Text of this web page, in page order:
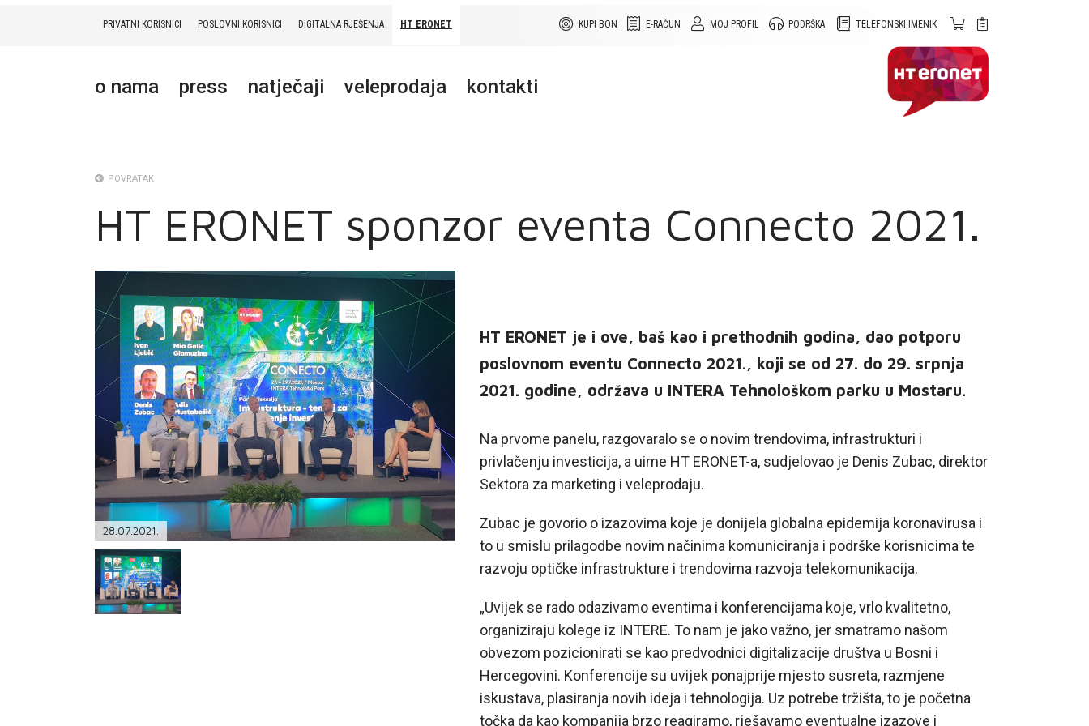
TELEFONSKI IMENIK
PODRŠKA
MOJ PROFIL
E-RAČUN
KUPI BON
PRIVATNI KORISNICI POSLOVNI KORISNICI DIGITALNA RJEŠENJA HT ERONET
o nama press natječaji veleprodaja kontakti
TELEFONSKI IMENIK
POVRATAK
HT ERONET sponzor eventa Connecto 2021.
28.07.2021.
HT ERONET je i ove, baš kao i prethodnih godina, dao potporu
poslovnom eventu Connecto 2021., koji se od 27. do 29. srpnja
2021. godine, održava u INTERA Tehnološkom parku u Mostaru.
Na prvome panelu, razgovaralo se o novim trendovima, infrastrukturi i
privlačenju investicija, a uime HT ERONET-a, sudjelovao je Denis Zubac, direktor
Sektora za marketing i veleprodaju.
Zubac je govorio o izazovima koje je donijela globalna epidemija koronavirusa i
to u smislu prilagodbe novim načinima komuniciranja i podrške korisnicima te
razvoju optičke infrastrukture i trendovima razvoja telekomunikacija.
„Uvijek se rado odazivamo eventima i konferencijama koje, vrlo kvalitetno,
organiziraju kolege iz INTERE. To nam je jako važno, jer smatramo našom
obvezom pozicionirati se kao predvodnici digitalizacije društva u Bosni i
Hercegovini. Konferencije su uvijek ponajprije mjesto susreta, razmjene
iskustava, plasiranja novih ideja i tehnologija. Uz potrebe tržišta, to je početna
točka da kao kompanija brzo reagiramo, rješavamo eventualne izazove i